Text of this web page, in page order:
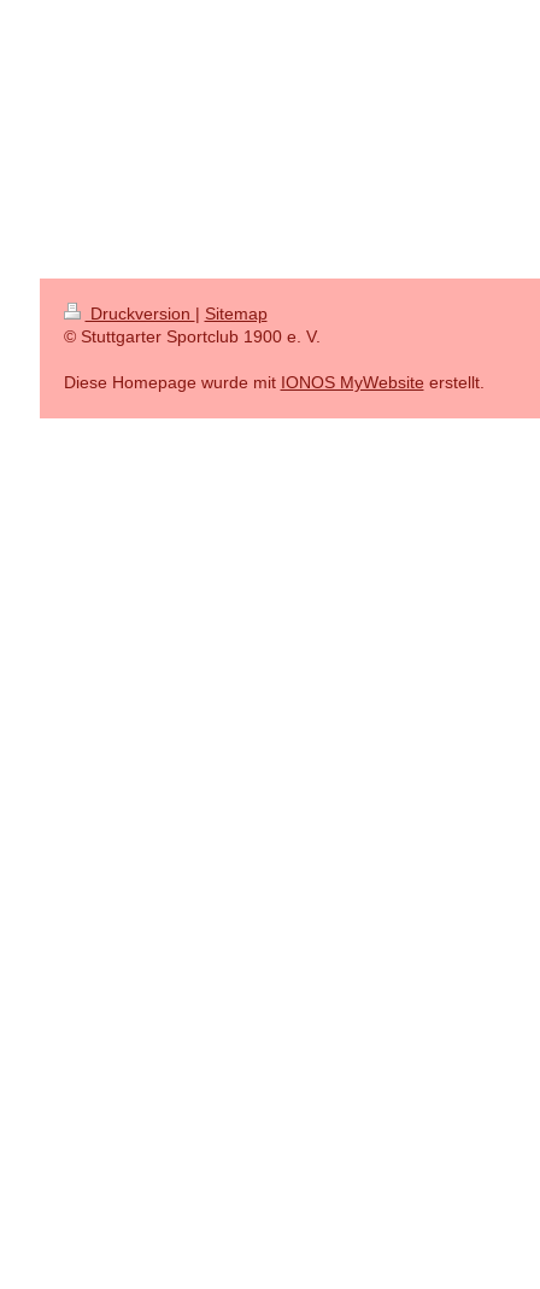
Druckversion | Sitemap
© Stuttgarter Sportclub 1900 e. V.
Diese Homepage wurde mit IONOS MyWebsite erstellt.